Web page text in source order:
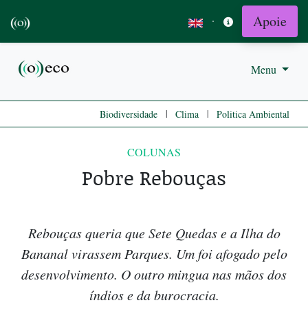
· Apoie
Menu
Biodiversidade | Clima | Politica Ambiental
COLUNAS
Pobre Rebouças
Rebouças queria que Sete Quedas e a Ilha do
Bananal virassem Parques. Um foi afogado pelo
desenvolvimento. O outro mingua nas mãos dos
índios e da burocracia.